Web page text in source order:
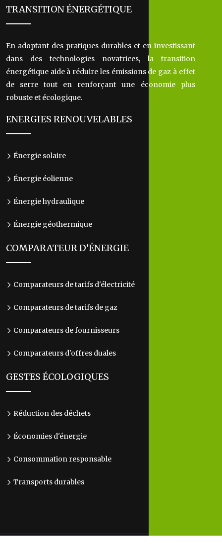
TRANSITION ÉNERGÉTIQUE
En adoptant des pratiques durables et en investissant
dans des technologies novatrices, la transition
énergétique aide à réduire les émissions de gaz à effet
de serre tout en renforçant une économie plus
robuste et écologique.
ENERGIES RENOUVELABLES
Énergie solaire
Énergie éolienne
Énergie hydraulique
Énergie géothermique
COMPARATEUR D’ÉNERGIE
Comparateurs de tarifs d'électricité
Comparateurs de tarifs de gaz
Comparateurs de fournisseurs
Comparateurs d'offres duales
GESTES ÉCOLOGIQUES
Réduction des déchets
Économies d'énergie
Consommation responsable
Transports durables